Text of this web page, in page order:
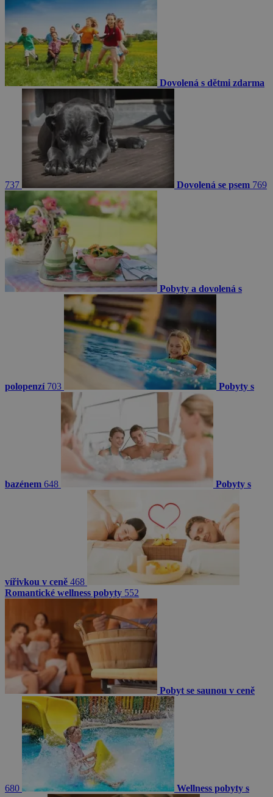
Dovolená s dětmi zdarma
737 Dovolená se psem 769
Pobyty a dovolená s
polopenzí 703 Pobyty s
bazénem 648 Pobyty s
vířivkou v ceně 468
Romantické wellness pobyty 552
Pobyt se saunou v ceně
680 Wellness pobyty s